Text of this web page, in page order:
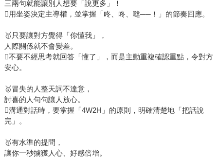
三兩句就能讓別人想要「說更多」！
用坐姿決定主導權，並掌握「咚、咚、噠──！」的節奏回應。
🥇只要讓對方覺得「你懂我」，
人際關係就不會變差。
不要不經思考就回答「懂了」，而是主動重複確認重點，令對方
安心。
🥇冒失的人整天詞不達意，
討喜的人句句讓人放心。
溝通對話時，要掌握「4W2H」的原則，明確清楚地「把話說
完」。
🥇有水準的提問，
讓你一秒擄獲人心、好感倍增。